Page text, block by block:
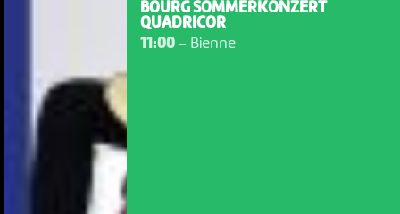
BOURG SOMMERKONZERT
QUADRICOR
11:00- Bienne